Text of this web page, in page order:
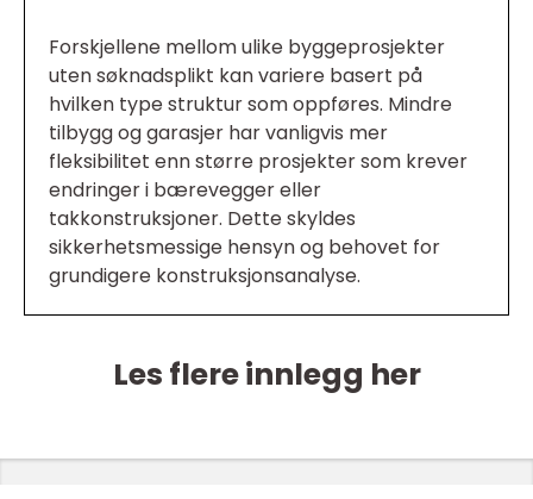
Forskjellene mellom ulike byggeprosjekter
uten søknadsplikt kan variere basert på
hvilken type struktur som oppføres. Mindre
tilbygg og garasjer har vanligvis mer
fleksibilitet enn større prosjekter som krever
endringer i bærevegger eller
takkonstruksjoner. Dette skyldes
sikkerhetsmessige hensyn og behovet for
grundigere konstruksjonsanalyse.
Les flere innlegg her